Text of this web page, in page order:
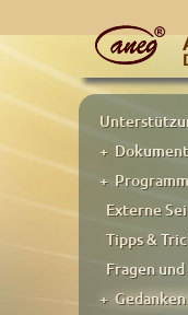
+
+
Externe
Tipps &
Fragen
+ Gedanken